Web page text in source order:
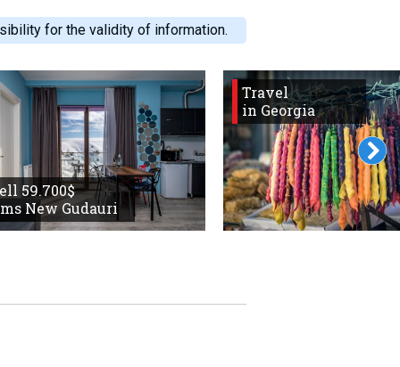
for the validity of information.
59.700$
New Gudauri
Travel
in Georgia